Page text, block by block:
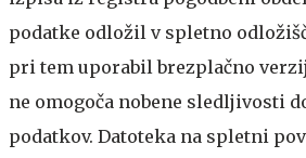
podatke odložil v spletno
pri tem uporabil brezplačno
ne omogoča nobene sledljivosti
podatkov. Datoteka na spletni